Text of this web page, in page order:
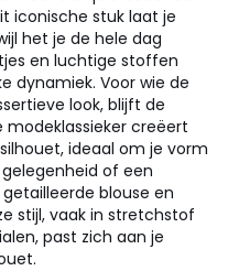
iconische stuk laat je
het je de hele dag
en luchtige stoffen
dynamiek. Voor wie de
look, blijft de
modeklassieker creëert
ideaal om je vorm
of een
blouse en
stijl, vaak in stretchstof
past zich aan je